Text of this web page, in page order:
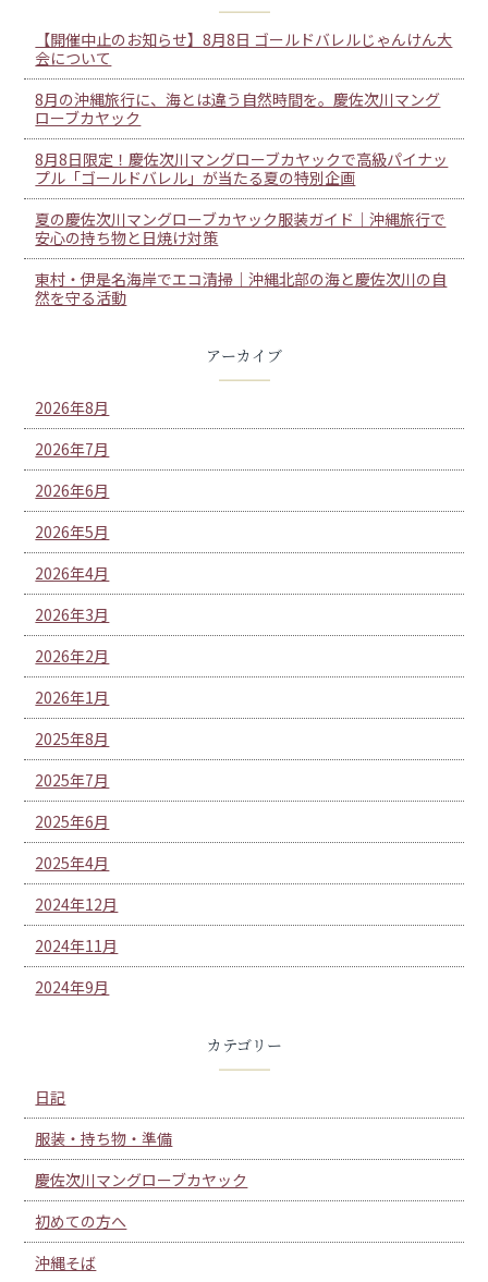
【開催中止のお知らせ】8月8日 ゴールドバレルじゃんけん大
会について
8月の沖縄旅行に、海とは違う自然時間を。慶佐次川マング
ローブカヤック
8月8日限定！慶佐次川マングローブカヤックで高級パイナッ
プル「ゴールドバレル」が当たる夏の特別企画
夏の慶佐次川マングローブカヤック服装ガイド｜沖縄旅行で
安心の持ち物と日焼け対策
東村・伊是名海岸でエコ清掃｜沖縄北部の海と慶佐次川の自
然を守る活動
アーカイブ
2026年8月
2026年7月
2026年6月
2026年5月
2026年4月
2026年3月
2026年2月
2026年1月
2025年8月
2025年7月
2025年6月
2025年4月
2024年12月
2024年11月
2024年9月
カテゴリー
日記
服装・持ち物・準備
慶佐次川マングローブカヤック
初めての方へ
沖縄そば